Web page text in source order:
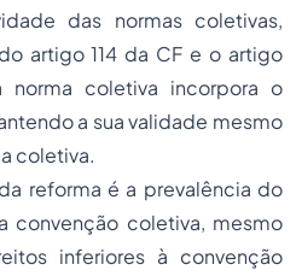
das normas coletivas,
artigo 114 da CF e o artigo
coletiva incorpora o
a sua validade mesmo
coletiva.
reforma é a prevalência do
convenção coletiva, mesmo
inferiores à convenção